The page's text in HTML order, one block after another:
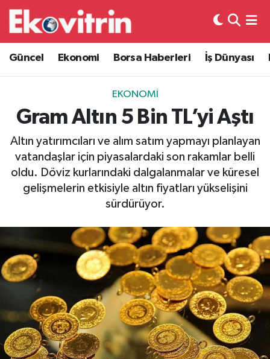
Güncel Ekonomi Borsa Haberleri İş Dünyası
EKONOMI
Gram Altın 5 Bin TL’yi Aştı
Altın yatırımcıları ve alım satım yapmayı planlayan
vatandaşlar için piyasalardaki son rakamlar belli
oldu. Döviz kurlarındaki dalgalanmalar ve küresel
gelişmelerin etkisiyle altın fiyatları yükselişini
sürdürüyor.
Güncel
Ekonomi
Borsa Haberleri
İş Dünyası
Lojistik
Asayiş
Magazin
Gayrimenkul
Spor
Eğitim
Hava Durumu
Trafik Durumu
Süper Lig Puan Durumu ve Fikstür
Tüm Manşetler
Son Dakika Haberleri